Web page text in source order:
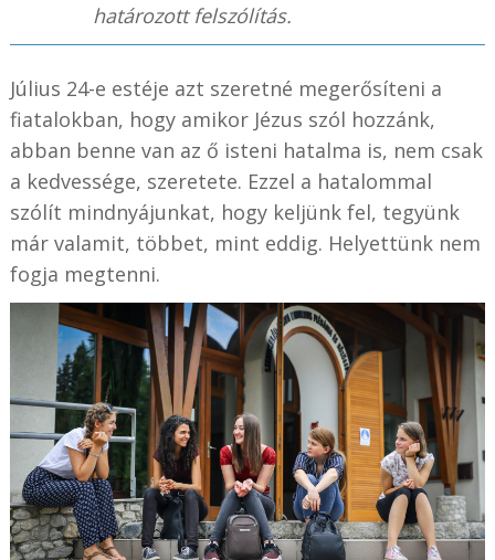
határozott felszólítás.
Július 24-e estéje azt szeretné megerősíteni a
fiatalokban, hogy amikor Jézus szól hozzánk,
abban benne van az ő isteni hatalma is, nem csak
a kedvessége, szeretete. Ezzel a hatalommal
szólít mindnyájunkat, hogy keljünk fel, tegyünk
már valamit, többet, mint eddig. Helyettünk nem
fogja megtenni.